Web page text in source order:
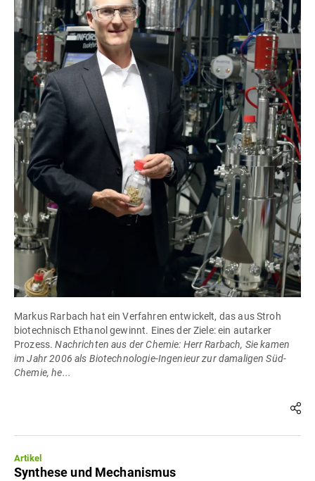
Markus Rarbach hat ein Verfahren entwickelt, das aus Stroh
biotechnisch Ethanol gewinnt. Eines der Ziele: ein autarker
Prozess.Nachrichten aus der Chemie: Herr Rarbach, Sie kamen
im Jahr 2006 als Biotechnologie-Ingenieur zur damaligen Süd-
Chemie, he...
Artikel
Synthese und Mechanismus